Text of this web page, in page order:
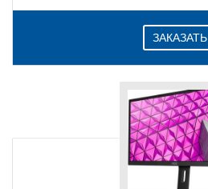
ЗАКАЗАТЬ